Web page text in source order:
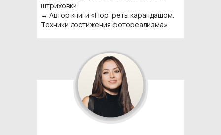
штриховки
→ Автор книги «Портреты карандашом.
Техники достижения фотореализма»